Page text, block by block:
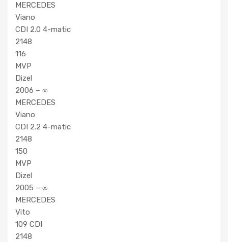
MERCEDES
Viano
CDI 2.0 4-matic
2148
116
MVP
Dizel
2006 – ∞
MERCEDES
Viano
CDI 2.2 4-matic
2148
150
MVP
Dizel
2005 – ∞
MERCEDES
Vito
109 CDI
2148